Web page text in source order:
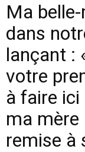
Ma
dans
lançant :
votre
à faire ici
ma mère
remise à